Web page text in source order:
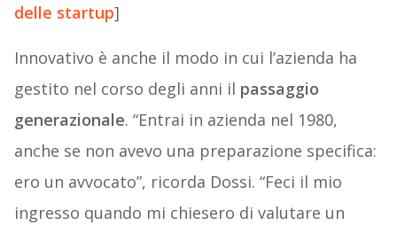
delle startup]
Innovativo è anche il modo in cui l’azienda ha
gestito nel corso degli anni il passaggio
generazionale. “Entrai in azienda nel 1980,
anche se non avevo una preparazione specifica:
ero un avvocato”, ricorda Dossi. “Feci il mio
ingresso quando mi chiesero di valutare un